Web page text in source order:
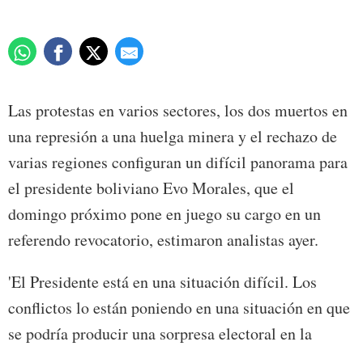
Las protestas en varios sectores, los dos muertos en
una represión a una huelga minera y el rechazo de
varias regiones configuran un difícil panorama para
el presidente boliviano Evo Morales, que el
domingo próximo pone en juego su cargo en un
referendo revocatorio, estimaron analistas ayer.
'El Presidente está en una situación difícil. Los
conflictos lo están poniendo en una situación en que
se podría producir una sorpresa electoral en la